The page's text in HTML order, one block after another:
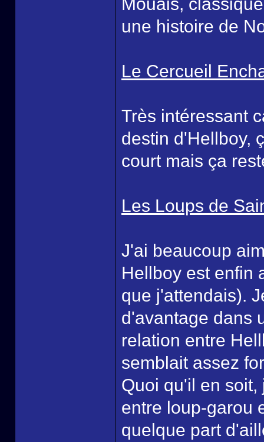
une histoire de
Le Cercueil
Très intéressant
destin d'Hellboy,
court mais ça
Les Loups de
J'ai beaucoup
Hellboy est enfin
que j'attendais).
d'avantage dans
relation entre
semblait assez
Quoi qu'il en
entre loup-garou
quelque part